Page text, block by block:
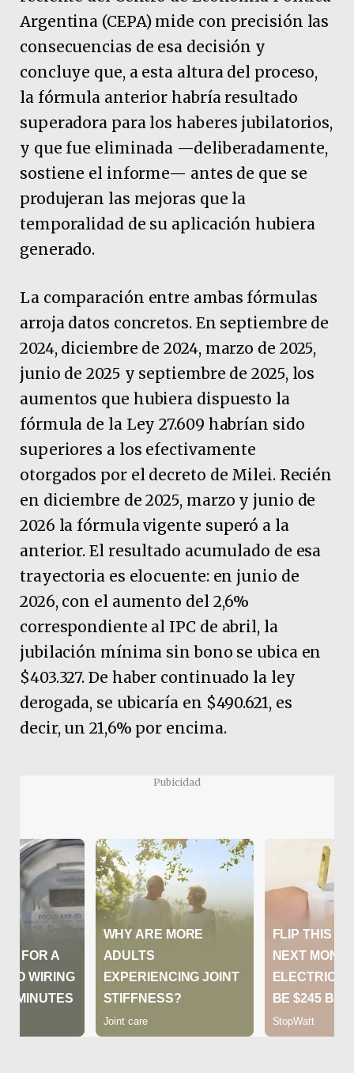
Argentina (CEPA) mide con precisión las
consecuencias de esa decisión y
concluye que, a esta altura del proceso,
la fórmula anterior habría resultado
superadora para los haberes jubilatorios,
y que fue eliminada —deliberadamente,
sostiene el informe— antes de que se
produjeran las mejoras que la
temporalidad de su aplicación hubiera
generado.
La comparación entre ambas fórmulas
arroja datos concretos. En septiembre de
2024, diciembre de 2024, marzo de 2025,
junio de 2025 y septiembre de 2025, los
aumentos que hubiera dispuesto la
fórmula de la Ley 27.609 habrían sido
superiores a los efectivamente
otorgados por el decreto de Milei. Recién
en diciembre de 2025, marzo y junio de
2026 la fórmula vigente superó a la
anterior. El resultado acumulado de esa
trayectoria es elocuente: en junio de
2026, con el aumento del 2,6%
correspondiente al IPC de abril, la
jubilación mínima sin bono se ubica en
$403.327. De haber continuado la ley
derogada, se ubicaría en $490.621, es
decir, un 21,6% por encima.
Pubicidad